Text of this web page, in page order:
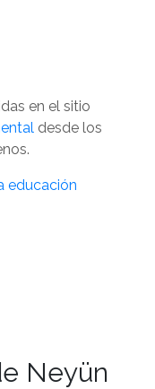
en el sitio
desde los
Neyün